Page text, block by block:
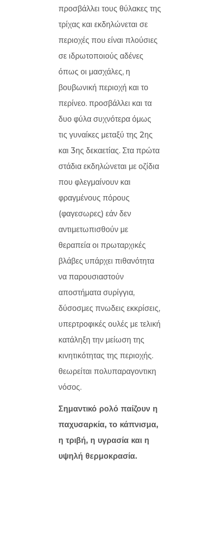
προσβάλλει τους θύλακες της
τρίχας και εκδηλώνεται σε
περιοχές που είναι πλούσιες
σε ιδρωτοποιούς αδένες
όπως οι μασχάλες, η
βουβωνική περιοχή και το
περίνεο. προσβάλλει και τα
δυο φύλα συχνότερα όμως
τις γυναίκες μεταξύ της 2ης
και 3ης δεκαετίας. Στα πρώτα
στάδια εκδηλώνεται με οζίδια
που φλεγμαίνουν και
φραγμένους πόρους
(φαγεσωρες) εάν δεν
αντιμετωπισθούν με
θεραπεία οι πρωταρχικές
βλάβες υπάρχει πιθανότητα
να παρουσιαστούν
αποστήματα συρίγγια,
δύσοσμες πνωδεις εκκρίσεις,
υπερτροφικές ουλές με τελική
κατάληξη την μείωση της
κινητικότητας της περιοχής.
θεωρείται πολυπαραγοντικη
νόσος.
Σημαντικό ρολό παίζουν η
παχυσαρκία, το κάπνισμα,
η τριβή, η υγρασία και η
υψηλή θερμοκρασία.